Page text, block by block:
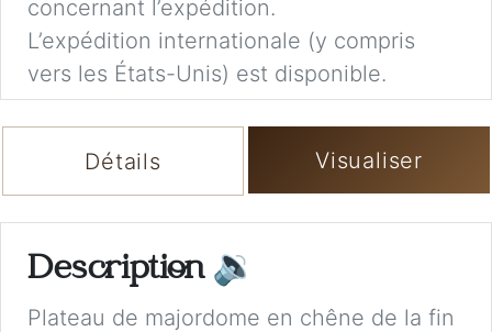
concernant l’expédition.
L’expédition internationale (y compris
vers les États-Unis) est disponible.
Détails Visualiser
Description 🔉
Plateau de majordome en chêne de la fin